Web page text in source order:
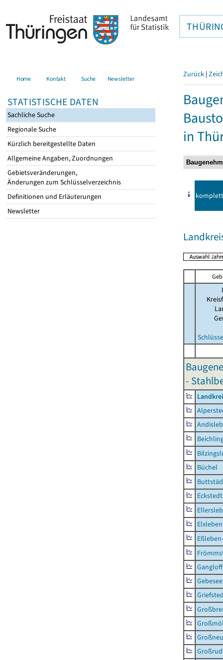
Home Kontakt Suche Newsletter
STATISTISCHE DATEN
Sachliche Suche
Regionale Suche
Kürzlich bereitgestellte Daten
Allgemeine Angaben, Zuordnungen
Gebietsveränderungen,
Änderungen zum Schlüsselverzeichnis
Definitionen und Erläuterungen
Newsletter
Zurück |
in
komplett
-
Büchel
Eckstedt
Elxleben